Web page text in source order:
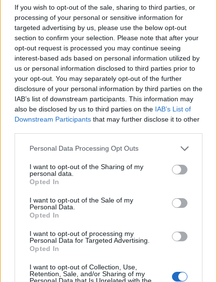
If you wish to opt-out of the sale, sharing to third parties, or
processing of your personal or sensitive information for
targeted advertising by us, please use the below opt-out
section to confirm your selection. Please note that after your
opt-out request is processed you may continue seeing
interest-based ads based on personal information utilized by
us or personal information disclosed to third parties prior to
your opt-out. You may separately opt-out of the further
disclosure of your personal information by third parties on the
IAB’s list of downstream participants. This information may
also be disclosed by us to third parties on the IAB’s List of
Downstream Participants that may further disclose it to other
Please note that this website/app uses one or more Google
not limited to your visit or usage behaviour. You may click to
grant or deny consent to Google and its third-party tags to
use your data for below specified purposes in below Google
consent section.
Personal Data Processing Opt Outs
I want to opt-out of the Sharing of my
personal data.
Opted In
I want to opt-out of the Sale of my
Personal Data.
Opted In
I want to opt-out of processing my
Personal Data for Targeted Advertising.
Opted In
I want to opt-out of Collection, Use,
Retention, Sale, and/or Sharing of my
Personal Data that Is Unrelated with the
ΑΣΕΠ: Εξ αποστάσεως η πιο Εύκολη
Πιστοποίηση Υπολογιστών σε 2
μέρες
Μάθε πρώτος όλες τις σημαντικές
ειδήσεις.
Βάλε το proson.gr στα αποτελέσματα
αναζήτησης της Google
Δημοφιλείς Ειδήσεις
Πυροσβεστική Σχολή: Νέος
κανονισμός για δόκιμους – Τι αλλάζει
σε διαμονή, σίτιση και πρακτική